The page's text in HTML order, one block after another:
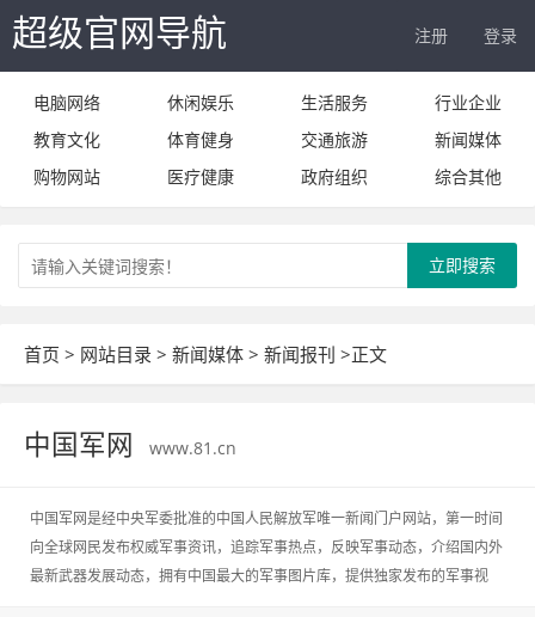
超级官网导航 注册 登录
电脑网络 休闲娱乐 生活服务
行业企业
教育文化
体育健身 交通旅游
新闻媒体
购物网站
医疗健康 政府组织 综合其他
立即搜索
首页 > 网站目录 > 新闻媒体 > 新闻报刊 >正文
中国军网 www.81.cn
中国军网是经中央军委批准的中国人民解放军唯一新闻门户网站，第一时间
向全球网民发布权威军事资讯，追踪军事热点，反映军事动态，介绍国内外
最新武器发展动态，拥有中国最大的军事图片库，提供独家发布的军事视